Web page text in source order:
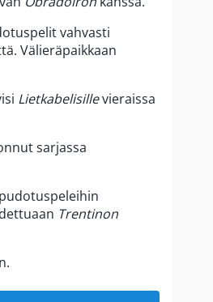
vahvasti
Välieräpaikkaan
Lietkabelisillevieraissa
sarjassa
Trentinon